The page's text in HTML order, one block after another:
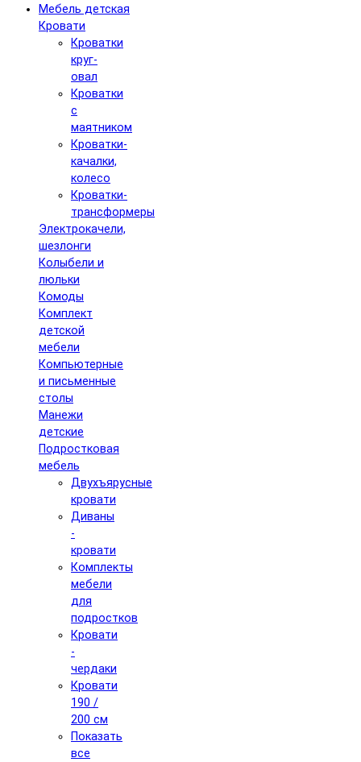
Мебель детская
Кровати
Кроватки
круг-
овал
Кроватки
с
маятником
Кроватки-
качалки,
колесо
Кроватки-
трансформеры
Электрокачели,
шезлонги
Колыбели и
люльки
Комоды
Комплект
детской
мебели
Компьютерные
и письменные
столы
Манежи
детские
Подростковая
мебель
Двухъярусные
кровати
Диваны
-
кровати
Комплекты
мебели
для
подростков
Кровати
-
чердаки
Кровати
190 /
200 см
Показать
все